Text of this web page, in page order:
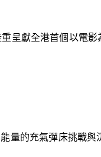
量的充氣彈床挑戰
呈獻全港首個以電